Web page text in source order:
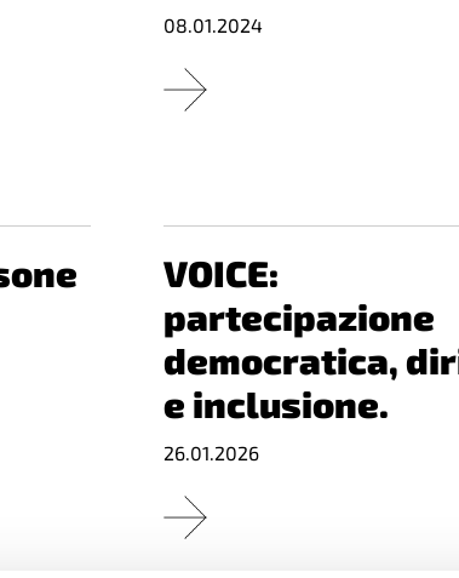
08.01.2024
VOICE:
partecipazione
democratica,
e inclusione.
26.01.2026